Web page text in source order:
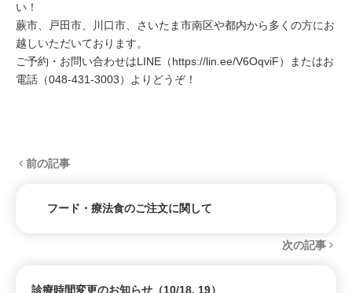
い！
蕨市、戸田市、川口市、さいたま市南区や都内から多くの方にお
越しいただいております。
ご予約・お問い合わせはLINE（https://lin.ee/V6OqviF）またはお
電話（048-431-3003）よりどうぞ！
前の記事
フード・療法食のご注文に関して
次の記事
診療時間変更のお知らせ（10/18, 19）